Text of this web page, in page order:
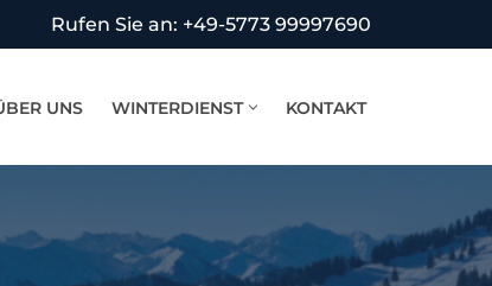
Rufen Sie an: +49-5773 99997690
UNS WINTERDIENST KONTAKT